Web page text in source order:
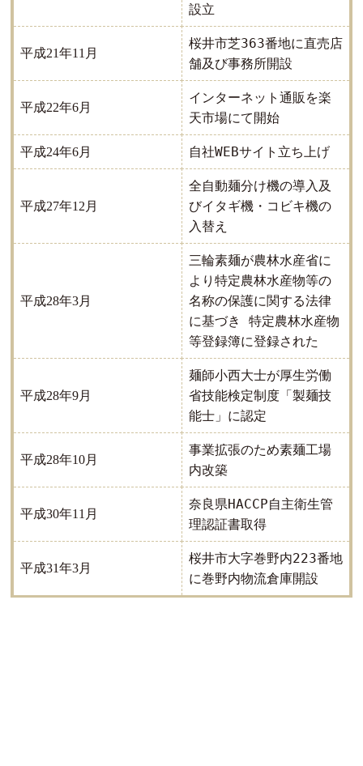
設立
平成21年11月
桜井市芝363番地に直売店
舗及び事務所開設
平成22年6月
インターネット通販を楽
天市場にて開始
平成24年6月 自社WEBサイト立ち上げ
平成27年12月
全自動麺分け機の導入及
びイタギ機・コビキ機の
入替え
平成28年3月
三輪素麺が農林水産省に
より特定農林水産物等の
名称の保護に関する法律
に基づき 特定農林水産物
等登録簿に登録された
平成28年9月
麺師小西大士が厚生労働
省技能検定制度「製麺技
能士」に認定
平成28年10月
事業拡張のため素麺工場
内改築
平成30年11月
奈良県HACCP自主衛生管
理認証書取得
平成31年3月
桜井市大字巻野内223番地
に巻野内物流倉庫開設